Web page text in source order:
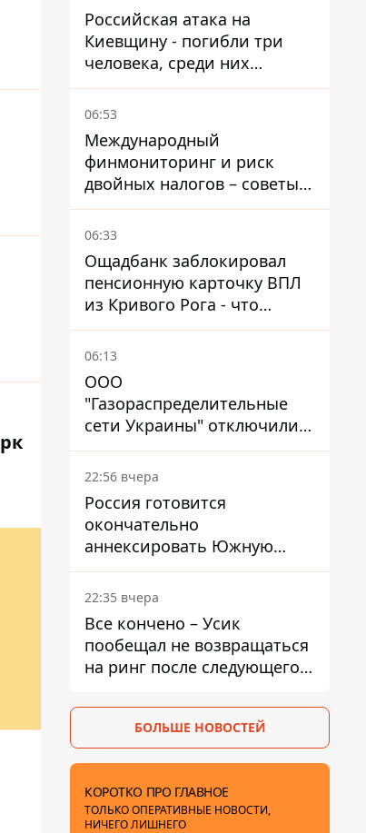
Российская атака на
Киевщину - погибли три
человека, среди них
ребенок 2022 года
рождения
06:53
Международный
финмониторинг и риск
двойных налогов – советы
украинцам в Польше
06:33
Ощадбанк заблокировал
пенсионную карточку ВПЛ
из Кривого Рога - что
решил суд
06:13
ООО
"Газораспределительные
сети Украины" отключили
львовянке газ - что решил
суд
22:56 вчера
Россия готовится
окончательно
аннексировать Южную
Осетию – страны НАТО
обеспокоены
22:35 вчера
Все кончено – Усик
пообещал не возвращаться
на ринг после следующего
БОЛЬШЕ НОВОСТЕЙ
КОРОТКО ПРО ГЛАВНОЕ
ТОЛЬКО ОПЕРАТИВНЫЕ НОВОСТИ,
НИЧЕГО ЛИШНЕГО